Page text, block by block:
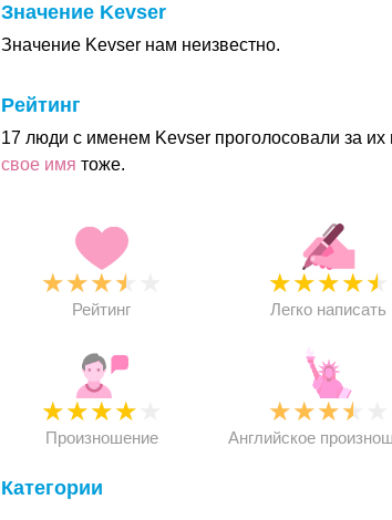
Значение Kevser
Значение Kevser нам неизвестно.
Рейтинг
17 люди с именем Kevser проголосовали за
свое имя тоже.
★★★★
Рейтинг
★★★★★
Легко написать
★★★★
Произношение
★★★★
Английское
Категории